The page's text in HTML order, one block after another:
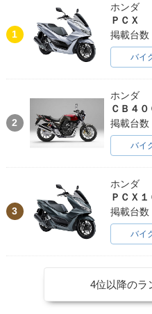
1
ホンダ
ＰＣＸ
掲載台数
バイ
2
ホンダ
掲載台数
バイ
3
ホンダ
ＰＣＸ１
掲載台数
バイ
4位以降のラ